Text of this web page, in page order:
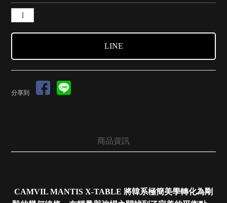
LINE
分享到
商品資訊
CAMVIL MANTIS X-TABLE 將韓系極簡美學轉化為剛